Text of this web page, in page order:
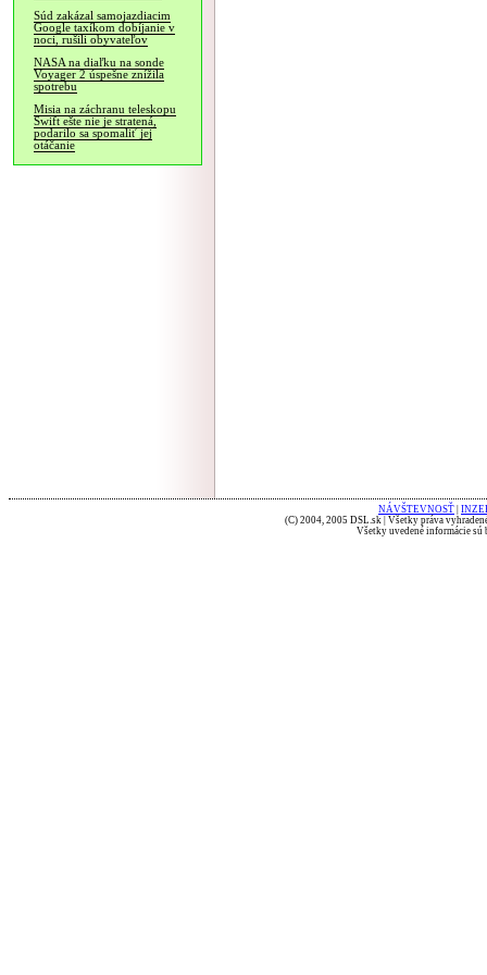
Súd zakázal samojazdiacim
Google taxíkom dobíjanie v
noci, rušili obyvateľov
NASA na diaľku na sonde
Voyager 2 úspešne znížila
spotrebu
Misia na záchranu teleskopu
Swift ešte nie je stratená,
podarilo sa spomaliť jej
otáčanie
NÁVŠTEVNOSŤ
(C) 2004, 2005 DSL.sk | Všetky práva
Všetky uvedené informácie sú